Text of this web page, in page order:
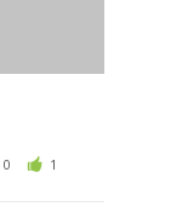
0 1